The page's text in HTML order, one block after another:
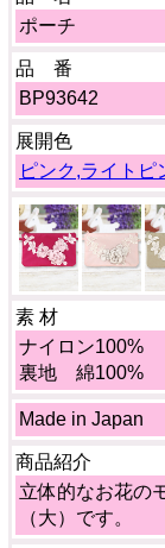
ポーチ
品 番
BP93642
展開色
ピンク,ライトピ
素 材
ナイロン100%
裏地 綿100%
Made in Japan
商品紹介
立体的なお花の
（大）です。